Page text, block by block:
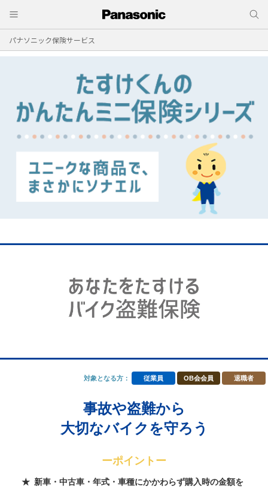
パナソニック保険サービス
対象となる方： 従業員 OB会会員 退職者
事故や盗難から
大切なバイクを守ろう
ーポイントー
新車・中古車・年式・車種にかかわらず購入時の金額を